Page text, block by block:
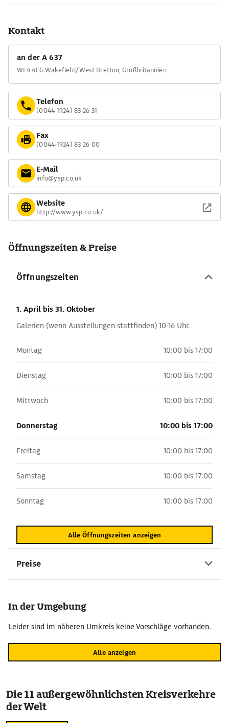
Kontakt
an der A 637
WF4 4LG Wakefield/West Bretton, Großbritannien
Telefon
(0044-1924) 83 26 31
Fax
(0044-1924) 83 26 00
E-Mail
info@ysp.co.uk
Website
http://www.ysp.co.uk/
Öffnungszeiten & Preise
Öffnungszeiten
1. April bis 31. Oktober
Galerien (wenn Ausstellungen stattfinden) 10-16 Uhr.
Montag 10:00 bis 17:00
Dienstag 10:00 bis 17:00
Mittwoch 10:00 bis 17:00
Donnerstag 10:00 bis 17:00
Freitag 10:00 bis 17:00
Samstag 10:00 bis 17:00
Sonntag 10:00 bis 17:00
Alle Öffnungszeiten anzeigen
Preise
In der Umgebung
Leider sind im näheren Umkreis keine Vorschläge vorhanden.
Alle anzeigen
Die 11 außergewöhnlichsten Kreisverkehre
der Welt